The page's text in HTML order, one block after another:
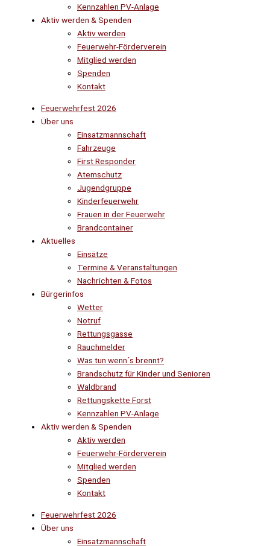
Kennzahlen PV-Anlage
Aktiv werden & Spenden
Aktiv werden
Feuerwehr-Förderverein
Mitglied werden
Spenden
Kontakt
Feuerwehrfest 2026
Über uns
Einsatzmannschaft
Fahrzeuge
First Responder
Atemschutz
Jugendgruppe
Kinderfeuerwehr
Frauen in der Feuerwehr
Brandcontainer
Aktuelles
Einsätze
Termine & Veranstaltungen
Nachrichten & Fotos
Bürgerinfos
Wetter
Notruf
Rettungsgasse
Rauchmelder
Was tun wenn´s brennt?
Brandschutz für Kinder und Senioren
Waldbrand
Rettungskette Forst
Kennzahlen PV-Anlage
Aktiv werden & Spenden
Aktiv werden
Feuerwehr-Förderverein
Mitglied werden
Spenden
Kontakt
Feuerwehrfest 2026
Über uns
Einsatzmannschaft